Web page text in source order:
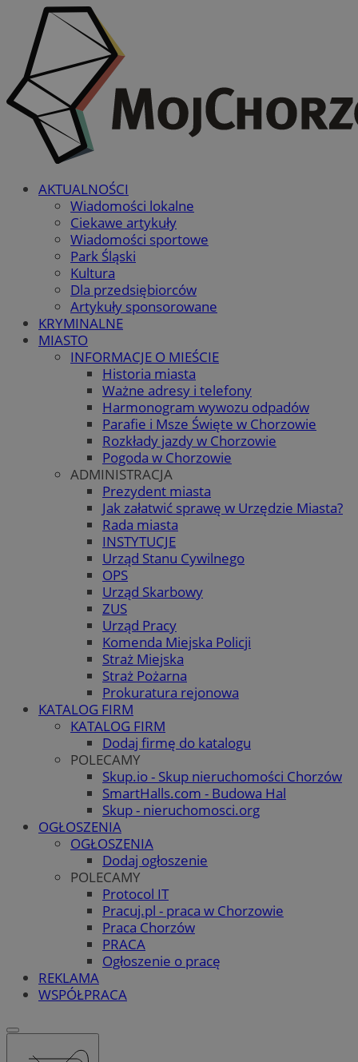
AKTUALNOŚCI
Wiadomości lokalne
Ciekawe artykuły
Wiadomości sportowe
Park Śląski
Kultura
Dla przedsiębiorców
Artykuły sponsorowane
KRYMINALNE
MIASTO
INFORMACJE O MIEŚCIE
Historia miasta
Ważne adresy i telefony
Harmonogram wywozu odpadów
Parafie i Msze Święte w Chorzowie
Rozkłady jazdy w Chorzowie
Pogoda w Chorzowie
ADMINISTRACJA
Prezydent miasta
Jak załatwić sprawę w Urzędzie Miasta?
Rada miasta
INSTYTUCJE
Urząd Stanu Cywilnego
OPS
Urząd Skarbowy
ZUS
Urząd Pracy
Komenda Miejska Policji
Straż Miejska
Straż Pożarna
Prokuratura rejonowa
KATALOG FIRM
KATALOG FIRM
Dodaj firmę do katalogu
POLECAMY
Skup.io - Skup nieruchomości Chorzów
SmartHalls.com - Budowa Hal
Skup - nieruchomosci.org
OGŁOSZENIA
OGŁOSZENIA
Dodaj ogłoszenie
POLECAMY
Protocol IT
Pracuj.pl - praca w Chorzowie
Praca Chorzów
PRACA
Ogłoszenie o pracę
REKLAMA
WSPÓŁPRACA